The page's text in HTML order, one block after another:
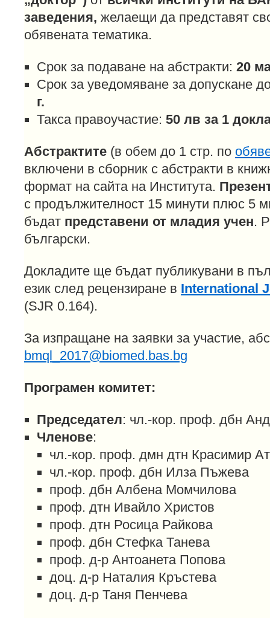
заведения, желаещи да представят
обявената тематика.
Срок за подаване на абстракти: 20
Срок за уведомяване за допускане
г.
Такса правоучастие: 50 лв за 1
Абстрактите (в обем до 1 стр. по
включени в сборник с абстракти в
формат на сайта на Института.
с продължителност 15 минути плюс 5
бъдат представени от младия учен.
български.
Докладите ще бъдат публикувани в
език след рецензиране в International
(SJR 0.164).
За изпращане на заявки за участие,
bmql_2017@biomed.bas.bg
Програмен комитет:
Председател: чл.-кор. проф. дбн
Членове:
чл.-кор. проф. дмн дтн Красимир
чл.-кор. проф. дбн Илза Пъжева
проф. дбн Албена Момчилова
проф. дтн Ивайло Христов
проф. дтн Росица Райкова
проф. дбн Стефка Танева
проф. д-р Антоанета Попова
доц. д-р Наталия Кръстева
доц. д-р Таня Пенчева